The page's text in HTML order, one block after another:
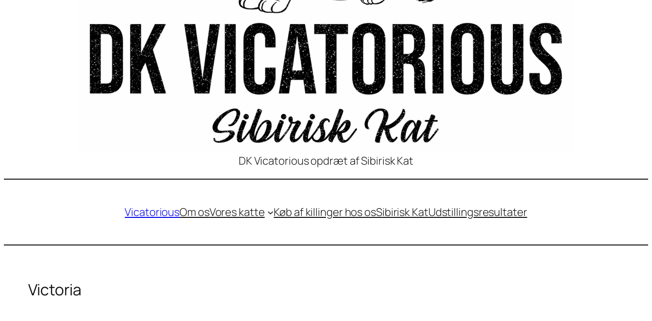
DK Vicatorious opdræt af Sibirisk Kat
VicatoriousOm osVores katte Køb af killinger hos osSibirisk KatUdstillingsresultater
Victoria